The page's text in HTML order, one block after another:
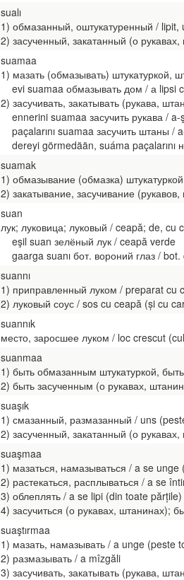
sualı
1) обмазанный, оштукатуренный / lipit,
2) засученный, закатанный (о
suamaa
1) мазать (обмазывать) штукатуркой,
evi suamaa обмазывать дом / а lipsi
2) засучивать, закатывать (рукава,
ennerini suamaa засучить рукава /
paçalarını suamaa засучить штаны /
dereyi görmedään, suáma paçalarını
suamak
1) обмазывание (обмазка)
2) закатывание, засучивание
suan
лук; луковица; луковый / ceapă; de, cu
eşil suan зелёный лук / ceapă verde
gaarga suanı бот. вороний глаз /
suannı
1) приправленный луком / preparat cu
2) луковый соус / sos cu ceapă (și cu
suannık
место, заросшее луком / loc crescut
suanmaa
1) быть обмазанным штукатуркой,
2) быть засученным (о рукавах,
suaşık
1) смазанный, размазанный / uns
2) засученный, закатанный (о
suaşmaa
1) мазаться, намазываться / a se unge
2) растекаться, расплываться / a se
3) облеплять / a se lipi (din toate părțile)
4) засучиться (о рукавах, штанинах);
suaştırmaa
1) мазать, намазывать / a unge (peste
2) размазывать / a mîzgăli
3) засучивать, закатывать (рукава,